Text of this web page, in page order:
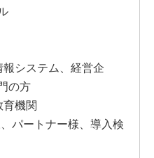
報システム、経営企
の方
育機関
パートナー様、導入検